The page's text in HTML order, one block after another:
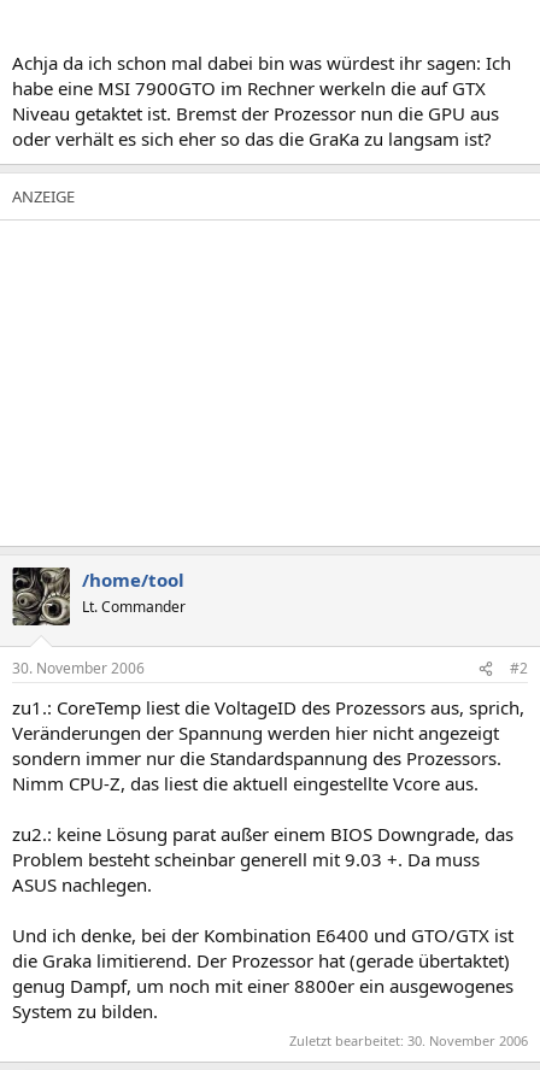
Achja da ich schon mal dabei bin was würdest ihr sagen: Ich
habe eine MSI 7900GTO im Rechner werkeln die auf GTX
Niveau getaktet ist. Bremst der Prozessor nun die GPU aus
oder verhält es sich eher so das die GraKa zu langsam ist?
/home/tool
Lt. Commander
30. November 2006 #2
zu1.: CoreTemp liest die VoltageID des Prozessors aus, sprich,
Veränderungen der Spannung werden hier nicht angezeigt
sondern immer nur die Standardspannung des Prozessors.
Nimm CPU-Z, das liest die aktuell eingestellte Vcore aus.
zu2.: keine Lösung parat außer einem BIOS Downgrade, das
Problem besteht scheinbar generell mit 9.03 +. Da muss
ASUS nachlegen.
Und ich denke, bei der Kombination E6400 und GTO/GTX ist
die Graka limitierend. Der Prozessor hat (gerade übertaktet)
genug Dampf, um noch mit einer 8800er ein ausgewogenes
System zu bilden.
Zuletzt bearbeitet: 30. November 2006